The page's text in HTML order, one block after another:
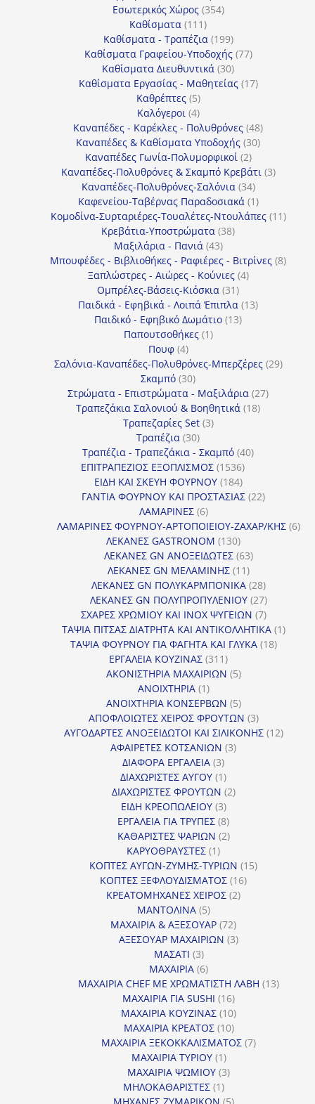
προϊόν
Εσωτερικός Χώρος 354354
Καθίσματα 111111
προϊόντα
Καθίσματα - Τραπέζια 199199
προϊόντα
Καθίσματα Γραφείου-Υποδοχής 7777
Καθίσματα Διευθυντικά 3030
προϊόντα
Καθίσματα Εργασίας - Μαθητείας 1717
Καθρέπτες 55
προϊόντα
Καλόγεροι 44
προϊόντα
Καναπέδες - Καρέκλες - Πολυθρόνες 4848
προϊόντα
Καναπέδες & Καθίσματα Υποδοχής 3030
Καναπέδες Γωνία-Πολυμορφικοί 22
προϊόντα
Καναπέδες-Πολυθρόνες & Σκαμπό Κρεβάτι 33
Καναπέδες-Πολυθρόνες-Σαλόνια 3434
προϊόντα
Καφενείου-Ταβέρνας Παραδοσιακά 11
προϊόν
Κομοδίνα-Συρταριέρες-Τουαλέτες-Ντουλάπες 1111
Κρεβάτια-Υποστρώματα 3838
Μαξιλάρια - Πανιά 4343
προϊόντα
Μπουφέδες - Βιβλιοθήκες - Ραφιέρες - Βιτρίνες 88
Ξαπλώστρες - Αιώρες - Κούνιες 44
Ομπρέλες-Βάσεις-Κιόσκια 3131
προϊόντα
Παιδικά - Εφηβικά - Λοιπά Έπιπλα 1313
Παιδικό - Εφηβικό Δωμάτιο 1313
Παπουτσοθήκες 11
Πουφ 44
προϊόντα
Σαλόνια-Καναπέδες-Πολυθρόνες-Μπερζέρες 2929
Σκαμπό 3030
προϊόντα
Στρώματα - Επιστρώματα - Μαξιλάρια 2727
Τραπεζάκια Σαλονιού & Βοηθητικά 1818
Τραπεζαρίες Set 33
Τραπέζια 3030
προϊόντα
Τραπέζια - Τραπεζάκια - Σκαμπό 4040
ΕΠΙΤΡΑΠΕΖΙΟΣ ΕΞΟΠΛΙΣΜΟΣ 15361536
προϊόντα
ΕΙΔΗ ΚΑΙ ΣΚΕΥΗ ΦΟΥΡΝΟΥ 184184
προϊόντα
ΓΑΝΤΙΑ ΦΟΥΡΝΟΥ ΚΑΙ ΠΡΟΣΤΑΣΙΑΣ 2222
ΛΑΜΑΡΙΝΕΣ 66
προϊόντα
ΛΑΜΑΡΙΝΕΣ ΦΟΥΡΝΟΥ-ΑΡΤΟΠΟΙΕΙΟΥ-ΖΑΧΑΡ/ΚΗΣ 66
ΛΕΚΑΝΕΣ GASTRONOM 130130
προϊόντα
ΛΕΚΑΝΕΣ GN ΑΝΟΞΕΙΔΩΤΕΣ 6363
ΛΕΚΑΝΕΣ GN ΜΕΛΑΜΙΝΗΣ 1111
προϊόντα
ΛΕΚΑΝΕΣ GN ΠΟΛΥΚΑΡΜΠΟΝΙΚΑ 2828
προϊόντα
ΛΕΚΑΝΕΣ GN ΠΟΛΥΠΡΟΠΥΛΕΝΙΟΥ 2727
προϊόντα
ΣΧΑΡΕΣ ΧΡΩΜΙΟΥ ΚΑΙ INOX ΨΥΓΕΙΩΝ 77
προϊόντα
ΤΑΨΙΑ ΠΙΤΣΑΣ ΔΙΑΤΡΗΤΑ ΚΑΙ ΑΝΤΙΚΟΛΛΗΤΙΚΑ 11
ΤΑΨΙΑ ΦΟΥΡΝΟΥ ΓΙΑ ΦΑΓΗΤΑ ΚΑΙ ΓΛΥΚΑ 1818
ΕΡΓΑΛΕΙΑ ΚΟΥΖΙΝΑΣ 311311
προϊόντα
ΑΚΟΝΙΣΤΗΡΙΑ ΜΑΧΑΙΡΙΩΝ 55
ΑΝΟΙΧΤΗΡΙΑ 11
προϊόν
ΑΝΟΙΧΤΗΡΙΑ ΚΟΝΣΕΡΒΩΝ 55
προϊόντα
ΑΠΟΦΛΟΙΩΤΕΣ ΧΕΙΡΟΣ ΦΡΟΥΤΩΝ 33
προϊόντα
ΑΥΓΟΔΑΡΤΕΣ ΑΝΟΞΕΙΔΩΤΟΙ ΚΑΙ ΣΙΛΙΚΟΝΗΣ 1212
ΑΦΑΙΡΕΤΕΣ ΚΟΤΣΑΝΙΩΝ 33
ΔΙΑΦΟΡΑ ΕΡΓΑΛΕΙΑ 33
προϊόντα
ΔΙΑΧΩΡΙΣΤΕΣ ΑΥΓΟΥ 11
προϊόν
ΔΙΑΧΩΡΙΣΤΕΣ ΦΡΟΥΤΩΝ 22
ΕΙΔΗ ΚΡΕΟΠΩΛΕΙΟΥ 33
προϊόντα
ΕΡΓΑΛΕΙΑ ΓΙΑ ΤΡΥΠΕΣ 88
προϊόντα
ΚΑΘΑΡΙΣΤΕΣ ΨΑΡΙΩΝ 22
ΚΑΡΥΟΘΡΑΥΣΤΕΣ 11
προϊόν
ΚΟΠΤΕΣ ΑΥΓΩΝ-ΖΥΜΗΣ-ΤΥΡΙΩΝ 1515
ΚΟΠΤΕΣ ΞΕΦΛΟΥΔΙΣΜΑΤΟΣ 1616
ΚΡΕΑΤΟΜΗΧΑΝΕΣ ΧΕΙΡΟΣ 22
ΜΑΝΤΟΛΙΝΑ 55
προϊόντα
ΜΑΧΑΙΡΙΑ & ΑΞΕΣΟΥΑΡ 7272
προϊόντα
ΑΞΕΣΟΥΑΡ ΜΑΧΑΙΡΙΩΝ 33
ΜΑΣΑΤΙ 33
προϊόντα
ΜΑΧΑΙΡΙΑ 66
προϊόντα
ΜΑΧΑΙΡΙΑ CHEF ΜΕ ΧΡΩΜΑΤΙΣΤΗ ΛΑΒΗ 1313
ΜΑΧΑΙΡΙΑ ΓΙΑ SUSHI 1616
προϊόντα
ΜΑΧΑΙΡΙΑ ΚΟΥΖΙΝΑΣ 1010
προϊόντα
ΜΑΧΑΙΡΙΑ ΚΡΕΑΤΟΣ 1010
προϊόντα
ΜΑΧΑΙΡΙΑ ΞΕΚΟΚΚΑΛΙΣΜΑΤΟΣ 77
ΜΑΧΑΙΡΙΑ ΤΥΡΙΟΥ 11
προϊόν
ΜΑΧΑΙΡΙΑ ΨΩΜΙΟΥ 33
ΜΗΛΟΚΑΘΑΡΙΣΤΕΣ 11
προϊόν
5